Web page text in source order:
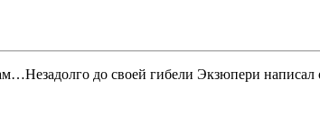
до своей гибели Экзюпери